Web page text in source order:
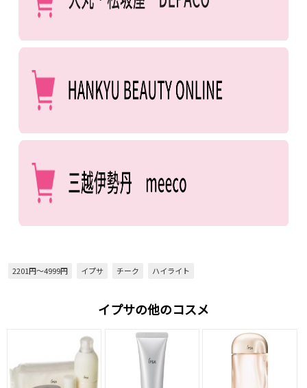
2201円～4999円 イプサ チーク ハイライト
イプサの他のコスメ